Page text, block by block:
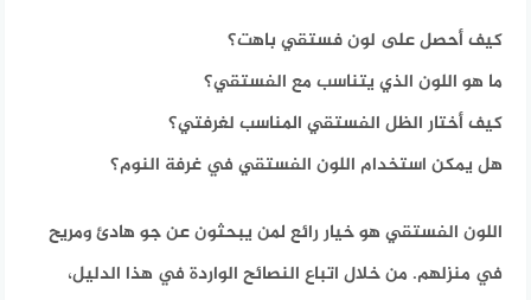
كيف أحصل على لون فستقي باهت؟
ما هو اللون الذي يتناسب مع الفستقي؟
كيف أختار الظل الفستقي المناسب لغرفتي؟
هل يمكن استخدام اللون الفستقي في غرفة النوم؟
اللون الفستقي هو خيار رائع لمن يبحثون عن جو هادئ ومريح
في منزلهم. من خلال اتباع النصائح الواردة في هذا الدليل،